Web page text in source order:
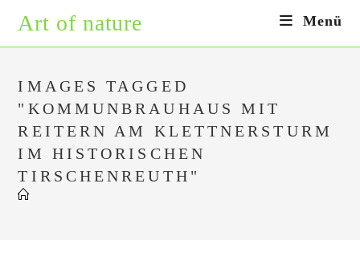
Inhalt
springen
Art of nature Menü
IMAGES TAGGED
"KOMMUNBRAUHAUS MIT
REITERN AM KLETTNERSTURM
IM HISTORISCHEN
TIRSCHENREUTH"